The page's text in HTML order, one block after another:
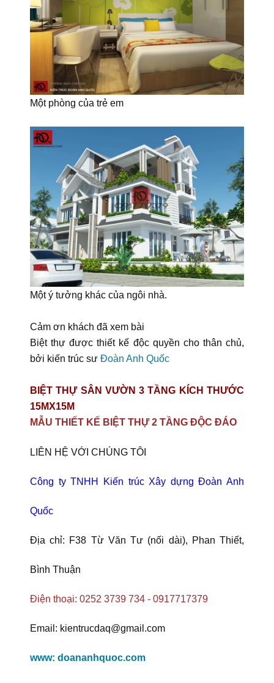
Một phòng của trẻ em
Một ý tưởng khác của ngôi nhà.
Cảm ơn khách đã xem bài
Biệt thự được thiết kế độc quyền cho thân chủ,
bởi kiến trúc sư Đoàn Anh Quốc
BIỆT THỰ SÂN VƯỜN 3 TẦNG KÍCH THƯỚC
15MX15M
MẪU THIẾT KẾ BIỆT THỰ 2 TẦNG ĐỘC ĐÁO
LIÊN HỆ VỚI CHÚNG TÔI
Công ty TNHH Kiến trúc Xây dựng Đoàn Anh
Quốc
Địa chỉ: F38 Từ Văn Tư (nối dài), Phan Thiết,
Bình Thuận
Điện thoại: 0252 3739 734 - 0917717379
Email: kientrucdaq@gmail.com
www: doananhquoc.com